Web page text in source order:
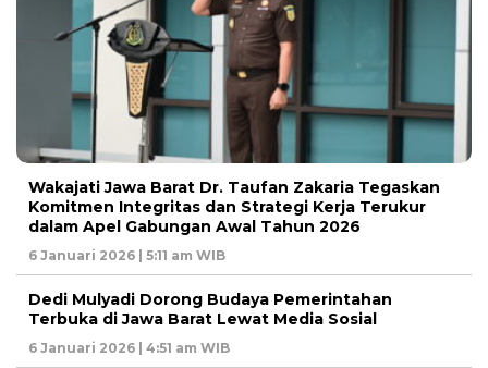
Wakajati Jawa Barat Dr. Taufan Zakaria Tegaskan
Komitmen Integritas dan Strategi Kerja Terukur
dalam Apel Gabungan Awal Tahun 2026
6 Januari 2026 | 5:11 am WIB
Dedi Mulyadi Dorong Budaya Pemerintahan
Terbuka di Jawa Barat Lewat Media Sosial
6 Januari 2026 | 4:51 am WIB